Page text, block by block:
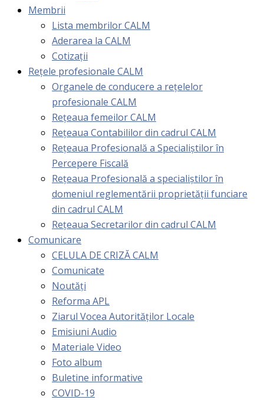
Membrii
Lista membrilor CALM
Aderarea la CALM
Cotizaţii
Rețele profesionale CALM
Organele de conducere a rețelelor
profesionale CALM
Rețeaua femeilor CALM
Rețeaua Contabililor din cadrul CALM
Rețeaua Profesională a Specialiștilor în
Percepere Fiscală
Reţeaua Profesională a specialiştilor în
domeniul reglementării proprietăţii funciare
din cadrul CALM
Rețeaua Secretarilor din cadrul CALM
Comunicare
CELULA DE CRIZĂ CALM
Comunicate
Noutăți
Reforma APL
Ziarul Vocea Autorităților Locale
Emisiuni Audio
Materiale Video
Foto album
Buletine informative
COVID-19